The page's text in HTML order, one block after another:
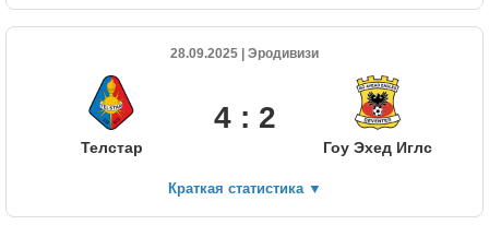
28.09.2025 | Эродивизи
Телстар
4 : 2
Гоу Эхед Иглс
Краткая статистика ▼